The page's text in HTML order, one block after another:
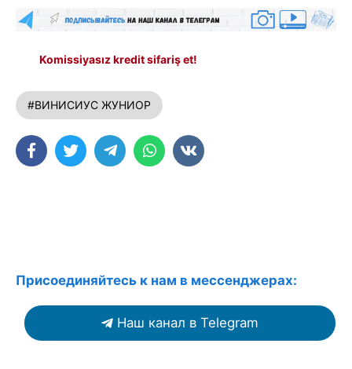
Komissiyasız kredit sifariş et!
#ВИНИСИУС ЖУНИОР
Присоединяйтесь к нам в мессенджерах:
Наш канал в Telegram